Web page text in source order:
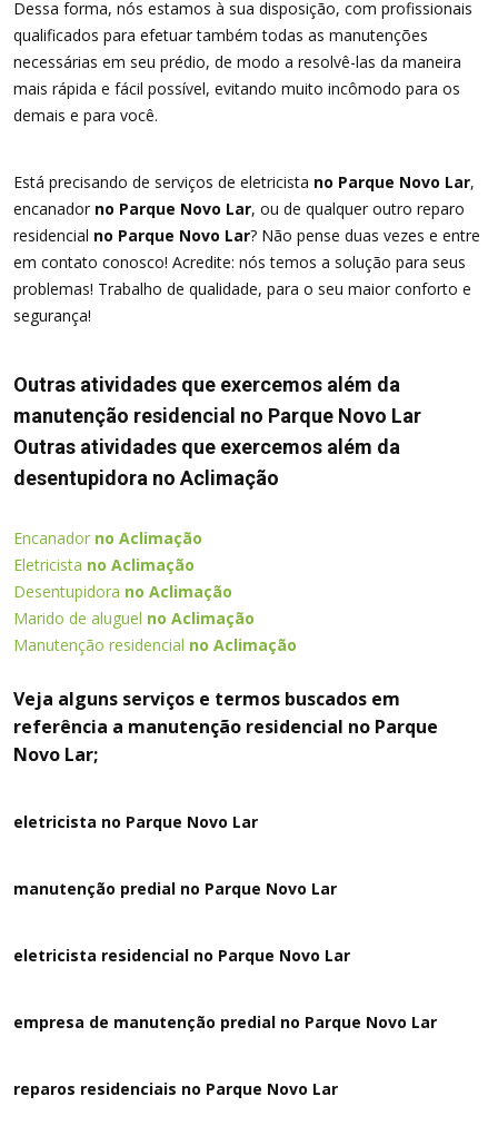
Dessa forma, nós estamos à sua disposição, com profissionais
qualificados para efetuar também todas as manutenções
necessárias em seu prédio, de modo a resolvê-las da maneira
mais rápida e fácil possível, evitando muito incômodo para os
demais e para você.
Está precisando de serviços de eletricista no Parque Novo Lar,
encanador no Parque Novo Lar, ou de qualquer outro reparo
residencial no Parque Novo Lar? Não pense duas vezes e entre
em contato conosco! Acredite: nós temos a solução para seus
problemas! Trabalho de qualidade, para o seu maior conforto e
segurança!
Outras atividades que exercemos além da
manutenção residencial no Parque Novo Lar
Outras atividades que exercemos além da
desentupidora no Aclimação
Encanador no Aclimação
Eletricista no Aclimação
Desentupidora no Aclimação
Marido de aluguel no Aclimação
Manutenção residencial no Aclimação
Veja alguns serviços e termos buscados em
referência a manutenção residencial no Parque
Novo Lar;
eletricista no Parque Novo Lar
manutenção predial no Parque Novo Lar
eletricista residencial no Parque Novo Lar
empresa de manutenção predial no Parque Novo Lar
reparos residenciais no Parque Novo Lar